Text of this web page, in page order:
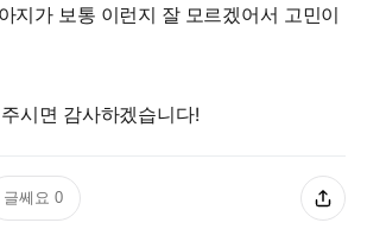
지가 보통 이런지 잘 모르겠어서 고민이
시면 감사하겠습니다!
글쎄요 0